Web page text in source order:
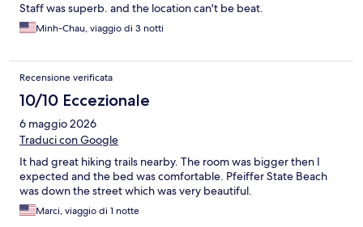
Staff was superb. and the location can't be beat.
Minh-Chau, viaggio di 3 notti
Recensione verificata
10/10 Eccezionale
6 maggio 2026
Traduci con Google
It had great hiking trails nearby. The room was bigger then I
expected and the bed was comfortable. Pfeiffer State Beach
was down the street which was very beautiful.
Marci, viaggio di 1 notte